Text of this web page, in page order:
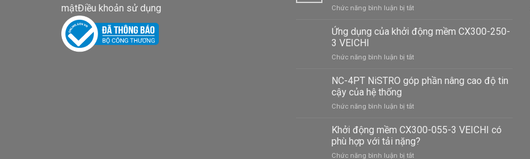
mậtĐiều khoản sử dụng Chức năng bình luận bị tắtở
lọc
nước
CP-
giá
Ứng dụng của khởi động mềm CX300-250-
3 VEICHI
Chức năng bình luận bị tắtở
dụng
của
động
CX300-
250-
3
NC-4PT NiSTRO góp phần nâng cao độ tin
cậy của hệ thống
Chức năng bình luận bị tắtở
4PT
NiSTRO
góp
phần
Khởi động mềm CX300-055-3 VEICHI có
phù hợp với tải nặng?
Chức năng bình luận bị tắtở